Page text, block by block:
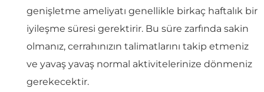
genişletme ameliyatı genellikle birkaç haftalık bir
iyileşme süresi gerektirir. Bu süre zarfında sakin
olmanız, cerrahınızın talimatlarını takip etmeniz
ve yavaş yavaş normal aktivitelerinize dönmeniz
gerekecektir.